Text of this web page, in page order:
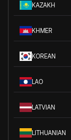
KAZAKH
KHMER
KOREAN
LAO
LATVIAN
LITHUANIAN